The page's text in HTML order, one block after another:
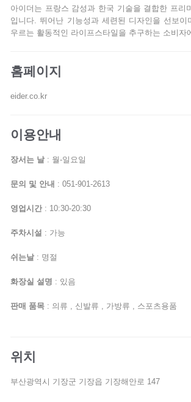
아이더는 프랑스 감성과 한국 기술을 결합한 프리
입니다. 뛰어난 기능성과 세련된 디자인을 선보
우르는 활동적인 라이프스타일을 추구하는 소비자
홈페이지
eider.co.kr
이용안내
장서는 날 : 월-일요일
문의 및 안내 : 051-901-2613
영업시간 : 10:30-20:30
주차시설 : 가능
쉬는날 : 명절
화장실 설명 : 있음
판매 품목 : 의류 , 신발류 , 가방류 , 스포츠용품
위치
부산광역시 기장군 기장읍 기장해안로 147